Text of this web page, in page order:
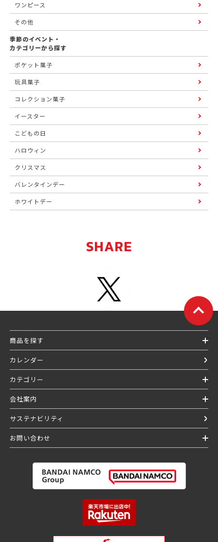
ワンピース
その他
季節のイベント・
カテゴリーから探す
ポケット菓子
玩具菓子
コレクション菓子
イースター
こどもの日
ハロウィン
クリスマス
バレンタインデー
ホワイトデー
SHARE
商品を探す
カレンダー
カテゴリー
会社案内
サステナビリティ
お問い合わせ